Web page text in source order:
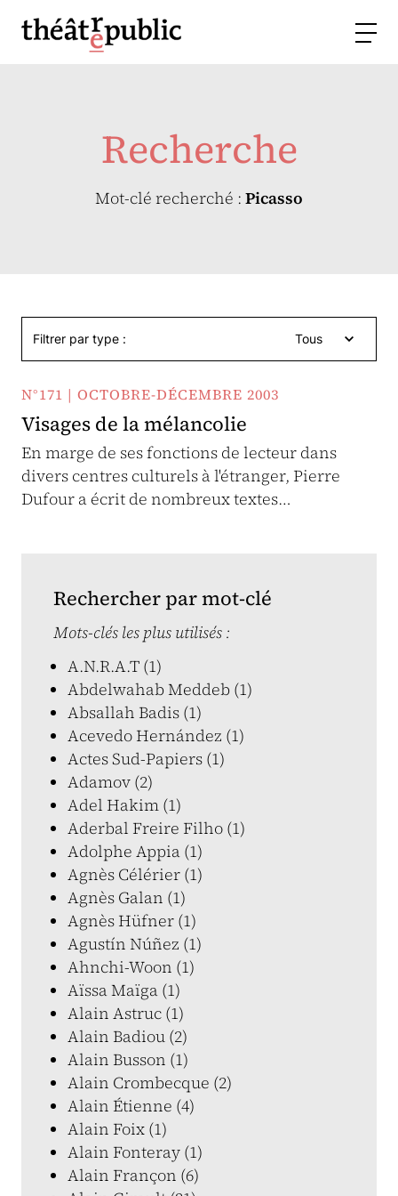
Recherche
Mot-clé recherché : Picasso
Filtrer par type : Tous
N°171 | OCTOBRE-DÉCEMBRE 2003
Visages de la mélancolie
En marge de ses fonctions de lecteur dans
divers centres culturels à l'étranger, Pierre
Dufour a écrit de nombreux textes…
Rechercher par mot-clé
Mots-clés les plus utilisés :
A.N.R.A.T (1)
Abdelwahab Meddeb (1)
Absallah Badis (1)
Acevedo Hernández (1)
Actes Sud-Papiers (1)
Adamov (2)
Adel Hakim (1)
Aderbal Freire Filho (1)
Adolphe Appia (1)
Agnès Célérier (1)
Agnès Galan (1)
Agnès Hüfner (1)
Agustín Núñez (1)
Ahnchi-Woon (1)
Aïssa Maïga (1)
Alain Astruc (1)
Alain Badiou (2)
Alain Busson (1)
Alain Crombecque (2)
Alain Étienne (4)
Alain Foix (1)
Alain Fonteray (1)
Alain Françon (6)